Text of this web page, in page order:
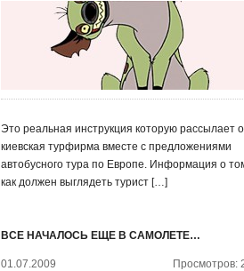
Это реальная инструкция которую рассылает
киевская турфирма вместе с предложениями
автобусного тура по Европе. Информация о
как должен выглядеть турист […]
ВСЕ НАЧАЛОСЬ ЕЩЕ В САМОЛЕТЕ…
01.07.2009 Просмотров: